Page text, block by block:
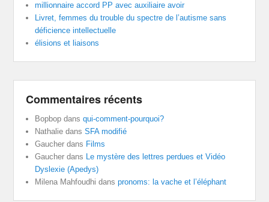
millionnaire accord PP avec auxiliaire avoir
Livret, femmes du trouble du spectre de l’autisme sans
déficience intellectuelle
élisions et liaisons
Commentaires récents
Bopbop dansqui-comment-pourquoi?
Nathalie dansSFA modifié
Gaucher dans Films
Gaucher dans Le mystère des lettres perdues et Vidéo
Dyslexie (Apedys)
Milena Mahfoudhi danspronoms: la vache et l’éléphant